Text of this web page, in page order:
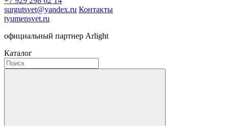
surgutsvet@yandex.ru Контакты
tyumensvet.ru
официальный партнер Arlight
Каталог